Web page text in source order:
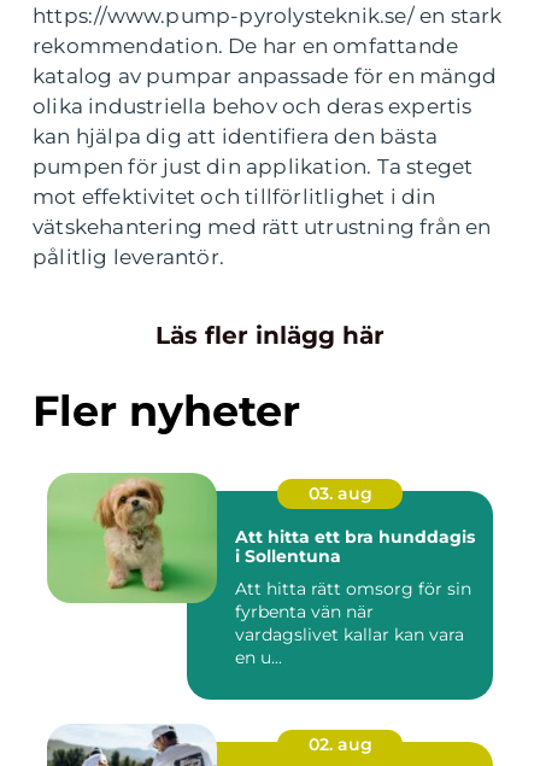
https://www.pump-pyrolysteknik.se/ en stark
rekommendation. De har en omfattande
katalog av pumpar anpassade för en mängd
olika industriella behov och deras expertis
kan hjälpa dig att identifiera den bästa
pumpen för just din applikation. Ta steget
mot effektivitet och tillförlitlighet i din
vätskehantering med rätt utrustning från en
pålitlig leverantör.
Läs fler inlägg här
Fler nyheter
03. aug
Att hitta ett bra hunddagis
i Sollentuna
Att hitta rätt omsorg för sin
fyrbenta vän när
vardagslivet kallar kan vara
en u...
02. aug